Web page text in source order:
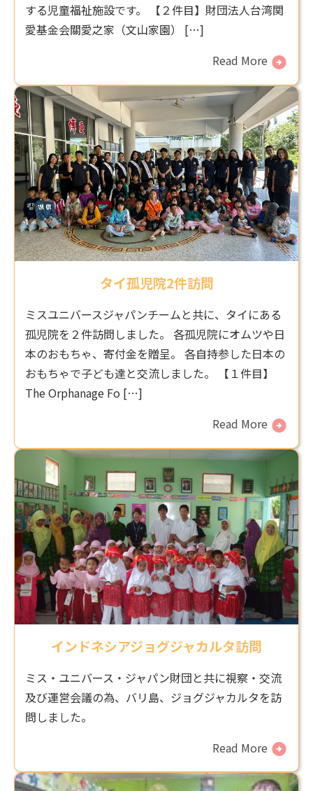
する児童福祉施設です。 【２件目】財団法人台湾関
愛基金会關愛之家（文山家園） […]
Read More
タイ孤児院2件訪問
ミスユニバースジャパンチームと共に、タイにある
孤児院を２件訪問しました。 各孤児院にオムツや日
本のおもちゃ、寄付金を贈呈。 各自持参した日本の
おもちゃで子ども達と交流しました。 【１件目】
The Orphanage Fo […]
Read More
インドネシアジョグジャカルタ訪問
ミス・ユニバース・ジャパン財団と共に視察・交流
及び運営会議の為、バリ島、ジョグジャカルタを訪
問しました。
Read More